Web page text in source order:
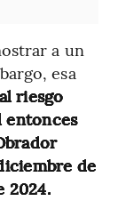
a un
esa
riesgo
entonces
de
2024.